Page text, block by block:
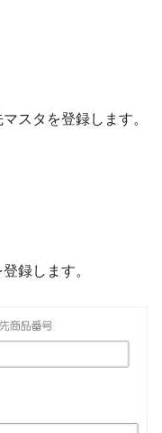
スタを登録します。
録します。